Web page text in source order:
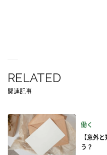
RELATED
関連記事
働く
【意外
う？